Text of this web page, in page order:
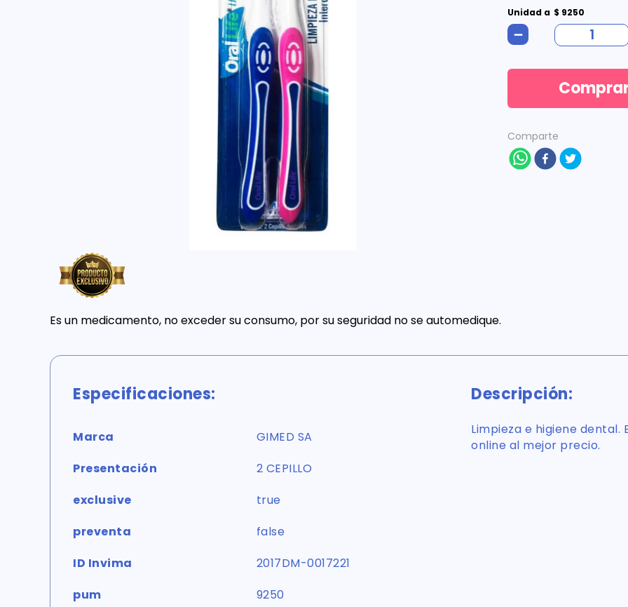
Unidad a $ 9250
－
Comparte
Es un medicamento, no exceder su consumo, por su seguridad no se automedique.
Especificaciones:
Marca
GIMED SA
Presentación
2 CEPILLO
exclusive
true
preventa
false
ID Invima
2017DM-0017221
pum
9250
Descripción:
Limpieza e higiene dental.
online al mejor precio.